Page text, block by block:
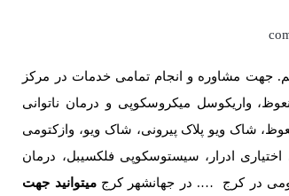
جهت مشاوره و انجام تمامی خدمات در مرکز
واریکوسل میکروسکوپی و درمان ناتوانی
شاک ویو پلاک پیرونی، شاک ویو، وازکتومی
ادرار، سیستوسکوپی فلکسیبل، درمان
در کرج …. در جهانشهر کرج میتوانید جهت